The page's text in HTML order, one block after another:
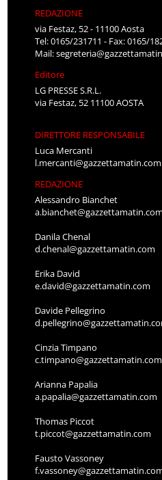
REDAZIONE
via Festaz, 52 - 11100 Aosta
Tel: 0165/231711 - Fax: 0165/
Mail:
Editore
LG PRESSE S.R.L.
via Festaz, 52 11100 AOSTA
DIRETTORE RESPONSABILE
Luca Mercanti
l.mercanti@gazzettamatin.com
REDAZIONE
Alessandro Bianchet
a.bianchet@gazzettamatin.com
Danila Chenal
d.chenal@gazzettamatin.com
Erika David
e.david@gazzettamatin.com
Davide Pellegrino
Cinzia Timpano
c.timpano@gazzettamatin.com
Arianna Papalia
a.papalia@gazzettamatin.com
Thomas Piccot
t.piccot@gazzettamatin.com
Fausto Vassoney